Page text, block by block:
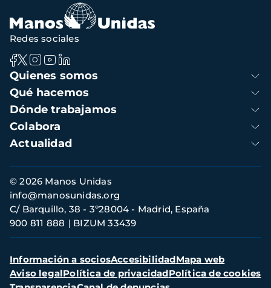
Navegación
principal
Quienes somos
Qué hacemos
Dónde trabajamos
Colabora
Actualidad
Redes sociales
Información
de
contacto
© 2026 Manos Unidas
C/ Barquillo, 38 - 3º28004 - Madrid, España
900 811 888
BIZUM 33439
info@manosunidas.org
Menú
secundario
Información a sociosAccesibilidadMapa web
Aviso legalPolítica de privacidadPolítica de cookies